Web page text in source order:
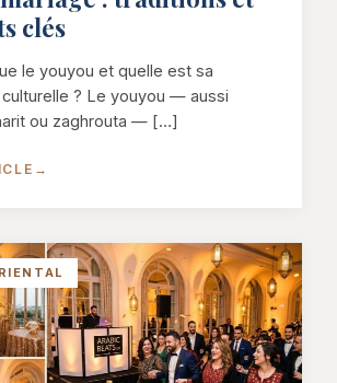
clés
le youyou et quelle est sa
? Le youyou — aussi
ou zaghrouta — […]
→